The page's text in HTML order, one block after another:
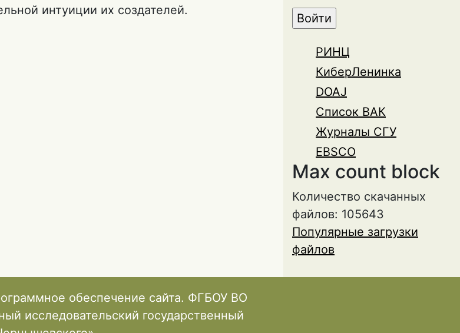
интуиции их создателей.
РИНЦ
КиберЛенинка
DOAJ
Список ВАК
Журналы СГУ
EBSCO
Max count block
Количество скачанных
файлов: 105643
Популярные загрузки
файлов
обеспечение сайта. ФГБОУ ВО
исследовательский государственный